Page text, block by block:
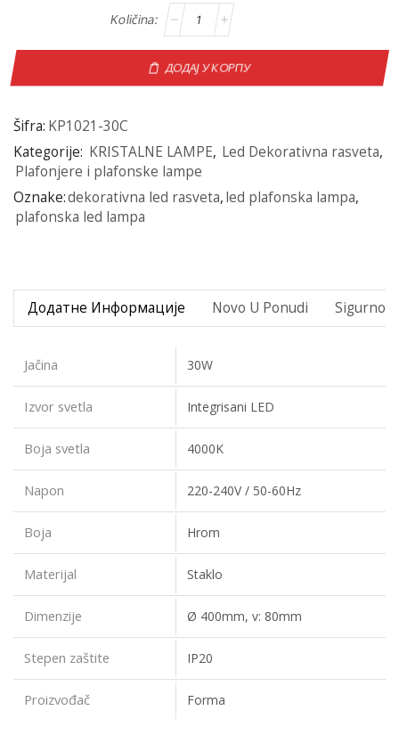
ДОДАЈ У КОРПУ
Šifra: KP1021-30C
Kategorije: KRISTALNE LAMPE, Led Dekorativna rasveta,
Plafonjere i plafonske lampe
Oznake:dekorativna led rasveta,led plafonska lampa,
plafonska led lampa
Додатне Информације Novo U Ponudi Sigurno
Jačina 30W
Izvor svetla Integrisani LED
Boja svetla 4000K
Napon 220-240V / 50-60Hz
Boja Hrom
Materijal Staklo
Dimenzije Ø 400mm, v: 80mm
Stepen zaštite IP20
Proizvođač Forma